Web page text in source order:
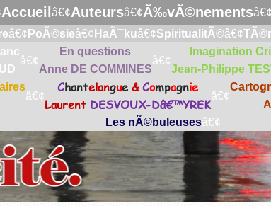
Accueil â€¢Auteursâ€¢Ã‰vÃ©nementsâ€¢
â€¢ PoÃ©sieâ€¢ HaÃ¯kuâ€¢SpiritualitÃ©â€¢
â€¢
En questions
Anne DE COMMINES
â€¢
Imagination
Jean-Philippe
â€¢
Chantelangue & Compagnie
Laurent DESVOUX-Dâ€™YREK
â€¢
Les nÃ©buleusesâ€¢